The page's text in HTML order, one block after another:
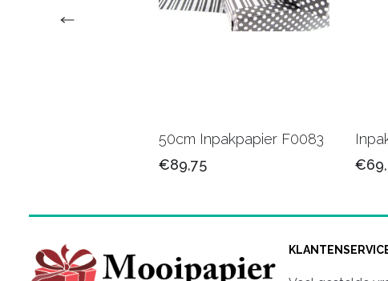
50cm Inpakpapier F0083
€89,75